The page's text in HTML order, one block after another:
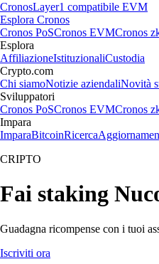
CronosLayer1 compatibile EVM
Esplora Cronos
Cronos PoSCronos EVMCronos
Esplora
AffiliazioneIstituzionaliCustodia
Crypto.com
Chi siamoNotizie aziendaliNovità
Sviluppatori
Cronos PoSCronos EVMCronos
Impara
ImparaBitcoinRicerca
CRIPTO
Fai staking
Guadagna ricompense con i tuoi
Iscriviti ora